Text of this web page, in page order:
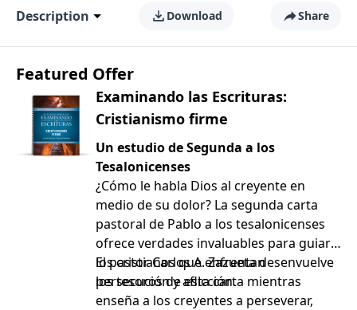
Description Download Share
Featured Offer
Examinando las Escrituras:
Cristianismo firme
Un estudio de Segunda a los
Tesalonicenses
¿Cómo le habla Dios al creyente en
medio de su dolor? La segunda carta
pastoral de Pablo a los tesalonicenses
ofrece verdades invaluables para guiar a
los cristianos que enfrentan
persecución y aflicción.
El pastor Carlos A. Zazueta desenvuelve
los tesoros de esta carta mientras
enseña a los creyentes a perseverar,